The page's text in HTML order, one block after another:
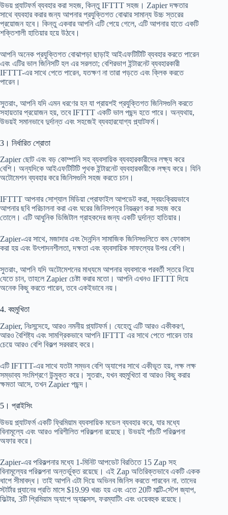
উভয় প্ল্যাটফর্ম ব্যবহার করা সহজ, কিন্তু IFTTT সহজ। Zapier দক্ষতার
সাথে ব্যবহার করার জন্য আপনার প্রযুক্তিগত বোঝার সামান্য উচ্চ স্তরের
প্রয়োজন হবে। কিন্তু একবার আপনি এটি পেয়ে গেলে, এটি আপনার হাতে একটি
শক্তিশালী হাতিয়ার হয়ে উঠবে।
আপনি অনেক প্রযুক্তিগত বোঝাপড়া ছাড়াই আইএফটিটিটি ব্যবহার করতে পারেন
এবং এটির ভাল জিনিসটি হল এর সরলতা; বেশিরভাগ ইন্টারনেট ব্যবহারকারী
IFTTT-এর সাথে পেতে পারেন, যতক্ষণ না তারা পড়তে এবং ক্লিক করতে
পারেন।
সুতরাং, আপনি যদি এমন ধরণের হন যা প্রায়শই প্রযুক্তিগত জিনিসগুলি করতে
সহায়তার প্রয়োজন হয়, তবে IFTTT একটি ভাল পছন্দ হতে পারে। অন্যথায়,
উভয়ই সমানভাবে দুর্দান্ত এবং সহজেই ব্যবহারযোগ্য প্ল্যাটফর্ম।
3। নির্ধারিত শ্রোতা
Zapier ছোট এবং বড় কোম্পানি সহ ব্যবসায়িক ব্যবহারকারীদের লক্ষ্য করে
বেশি। অন্যদিকে আইএফটিটিটি পৃথক ইন্টারনেট ব্যবহারকারীকে লক্ষ্য করে। যিনি
অটোমেশন ব্যবহার করে জিনিসগুলি সহজ করতে চান।
IFTTT আপনার সোশ্যাল মিডিয়া প্রোফাইল আপডেট করা, স্বয়ংক্রিয়ভাবে
আপনার ছবি পরিচালনা করা এবং ঘরের জিনিসপত্র নিয়ন্ত্রণ করা সহজ করে
তোলে। এটি আধুনিক ডিজিটাল গ্রাহকদের জন্য একটি দুর্দান্ত হাতিয়ার।
Zapier-এর সাথে, মজাদার এবং দৈনন্দিন সামাজিক জিনিসগুলিতে কম ফোকাস
করা হয় এবং উৎপাদনশীলতা, দক্ষতা এবং ব্যবসায়িক সাফল্যের উপর বেশি।
সুতরাং, আপনি যদি অটোমেশনের মাধ্যমে আপনার ব্যবসাকে পরবর্তী স্তরে নিয়ে
যেতে চান, তাহলে Zapier চেষ্টা করার মতো। আপনি এখনও IFTTT দিয়ে
অনেক কিছু করতে পারেন, তবে একইভাবে নয়।
4. বহুমুখিতা
Zapier, নিঃসন্দেহে, আরও নমনীয় প্ল্যাটফর্ম। যেহেতু এটি আরও একীকরণ,
আরও বৈশিষ্ট্য এবং সামগ্রিকভাবে আপনি IFTTT এর সাথে পেতে পারেন তার
চেয়ে আরও বেশি বিকল্প সরবরাহ করে।
এটি IFTTT-এর সাথে যতটা সম্ভব বেশি অ্যাপের সাথে একীভূত হয়, লক্ষ লক্ষ
সম্ভাব্য সংমিশ্রণে উন্মুক্ত করে। সুতরাং, যখন বহুমুখিতা বা আরও কিছু করার
ক্ষমতা আসে, তখন Zapier পছন্দ।
5। প্রাইসিং
উভয় প্ল্যাটফর্ম একটি ফ্রিমিয়াম ব্যবসায়িক মডেল ব্যবহার করে, যার মধ্যে
বিনামূল্যে এবং আরও পরিশীলিত পরিকল্পনা রয়েছে। উভয়ই পাঁচটি পরিকল্পনা
অফার করে।
Zapier-এর পরিকল্পনার মধ্যে 1-মিনিট আপডেট বিরতিতে 15 Zap সহ
বিনামূল্যের পরিকল্পনা অন্তর্ভুক্ত রয়েছে। এই Zap অতিরিক্তভাবে একটি একক
ধাপে সীমাবদ্ধ। তাই আপনি এটা দিয়ে অভিনব জিনিস করতে পারবেন না. তাদের
স্টার্টার প্ল্যানের প্রতি মাসে $19.99 খরচ হয় এবং এতে 20টি মাল্টি-স্টেপ জ্যাপ,
ফিল্টার, 3টি প্রিমিয়াম অ্যাপে অ্যাক্সেস, ফরম্যাটিং এবং ওয়েবহুক রয়েছে।